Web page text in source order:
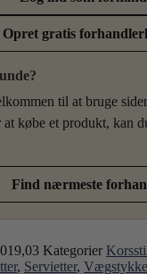
Opret gratis
til at bruge
købe et produkt, kan
Find nærmeste
Kategorier
, Servietter,